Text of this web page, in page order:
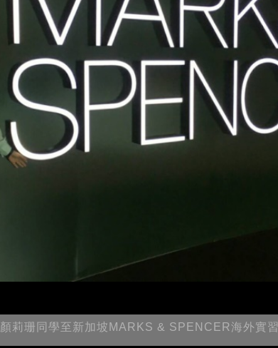
顏莉珊同學至新加坡MARKS & SPENCER海外實習